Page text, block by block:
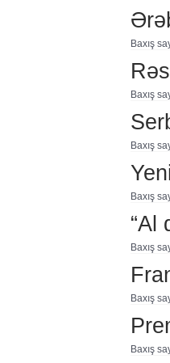
Baxış
Baxış
Baxış
Baxış
“Al
Baxış
Baxış
Baxış